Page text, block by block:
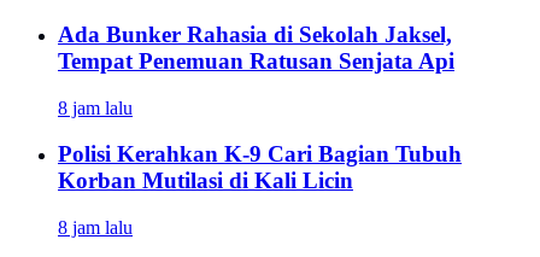
Ada Bunker Rahasia di Sekolah Jaksel,
Tempat Penemuan Ratusan Senjata Api
8 jam lalu
Polisi Kerahkan K-9 Cari Bagian Tubuh
Korban Mutilasi di Kali Licin
8 jam lalu